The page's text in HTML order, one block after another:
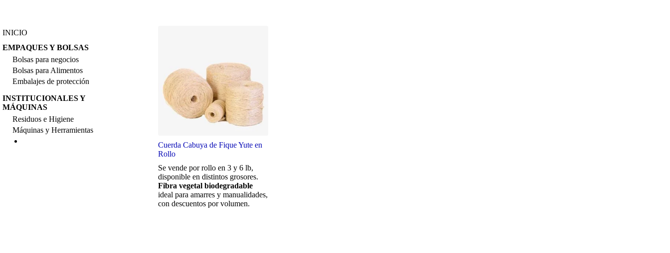
Cuerda Cabuya de Fique Yute en
Rollo
Se vende por rollo en 3 y 6 lb,
disponible en distintos grosores.
Fibra vegetal biodegradable
ideal para amarres y manualidades,
con descuentos por volumen.
INICIO
EMPAQUES Y BOLSAS
Bolsas para negocios
Bolsas para Alimentos
Embalajes de protección
INSTITUCIONALES Y
MÁQUINAS
Residuos e Higiene
Máquinas y Herramientas